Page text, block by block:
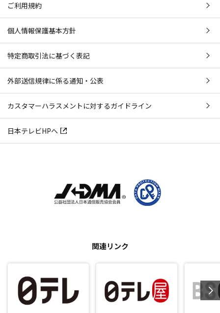
ご利用規約
個人情報保護基本方針
特定商取引法に基づく表記
外部送信規律に係る通知・公表
カスタマーハラスメントに対するガイドライン
日本テレビHPへ
関連リンク